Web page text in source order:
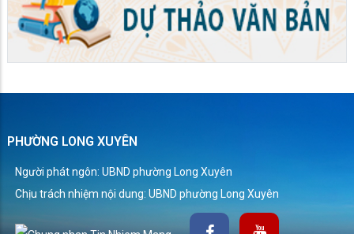
PHƯỜNG LONG XUYÊN
Người phát ngôn: UBND phường Long Xuyên
Chịu trách nhiệm nội dung: UBND phường Long Xuyên